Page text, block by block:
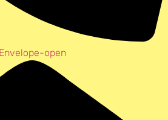
Envelope-open